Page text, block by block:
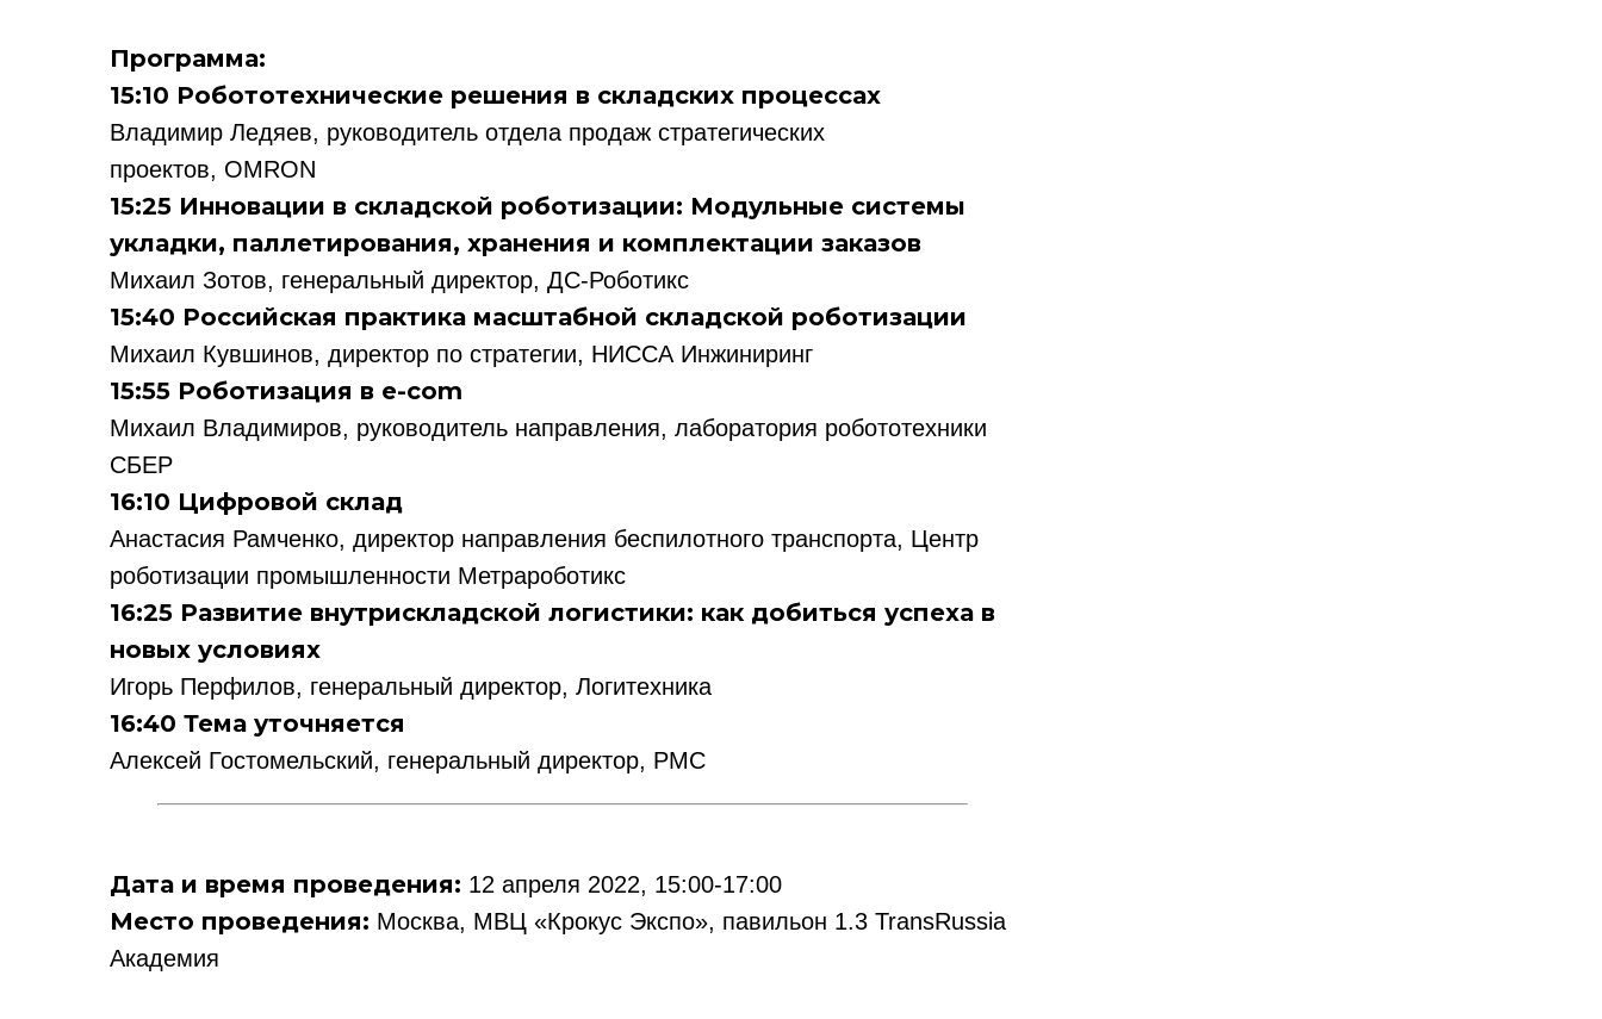
Программа:
15:10 Робототехнические решения в складских процессах
Владимир Ледяев, руководитель отдела продаж стратегических
проектов, OMRON
15:25 Инновации в складской роботизации: Модульные системы
укладки, паллетирования, хранения и комплектации заказов
Михаил Зотов, генеральный директор, ДС-Роботикс
15:40 Российская практика масштабной складской роботизации
Михаил Кувшинов, директор по стратегии, НИССА Инжиниринг
15:55 Роботизация в e-com
Михаил Владимиров, руководитель направления, лаборатория робототехники
СБЕР
16:10 Цифровой склад
Анастасия Рамченко, директор направления беспилотного транспорта, Центр
роботизации промышленности Метрароботикс
16:25 Развитие внутрискладской логистики: как добиться успеха в
новых условиях
Игорь Перфилов, генеральный директор, Логитехника
16:40 Тема уточняется
Алексей Гостомельский, генеральный директор, РМС
Дата и время проведения: 12 апреля 2022, 15:00-17:00
Место проведения: Москва, МВЦ «Крокус Экспо», павильон 1.3 TransRussia
Академия
© 2015-2026 НАУРР. Все права защищены. При использовании материалов ссылка на ROBOTUNION.RU — обязательна
Политика конфиденциальности